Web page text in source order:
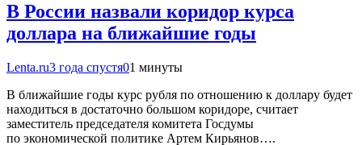
В России назвали коридор курса
доллара на ближайшие годы
Lenta.ru3 года спустя01 минуты
В ближайшие годы курс рубля по отношению к доллару будет
находиться в достаточно большом коридоре, считает
заместитель председателя комитета Госдумы
по экономической политике Артем Кирьянов….